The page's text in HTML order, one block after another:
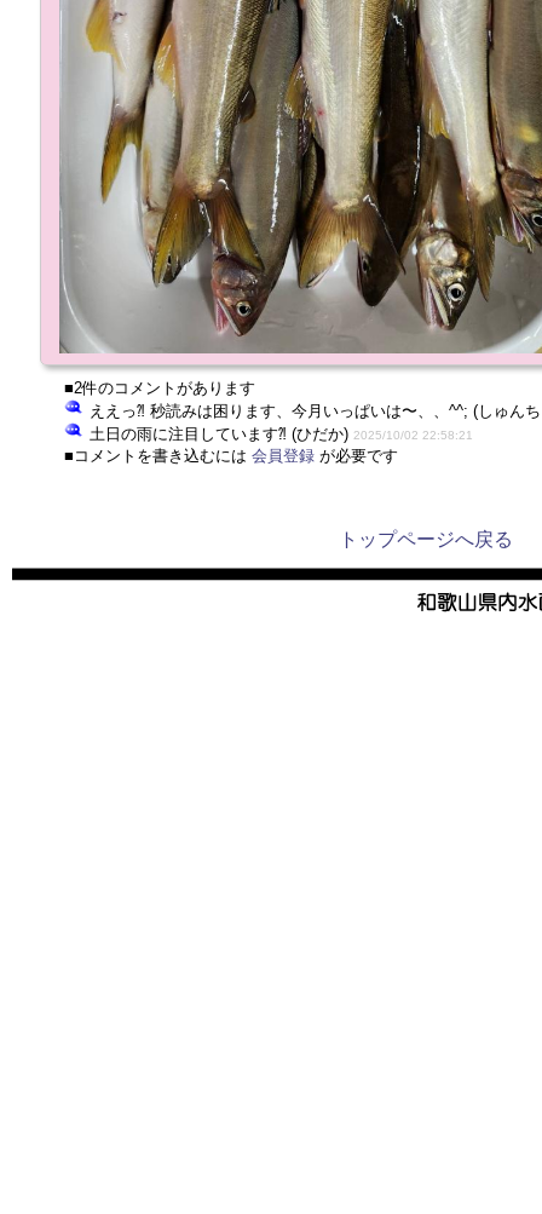
■2件のコメントがあります
ええっ⁈ 秒読みは困ります、今月いっぱいは〜、、^^; (しゅん
土日の雨に注目しています⁈ (ひだか) 2025/10/02 22:58:21
■コメントを書き込むには 会員登録 が必要です
トップページへ戻る